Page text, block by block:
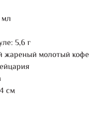
5,6 г
жареный молотый кофе
см